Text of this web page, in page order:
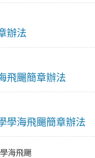
辦法
飛颺簡章辦法
學海飛颺簡章辦法
學海飛颺